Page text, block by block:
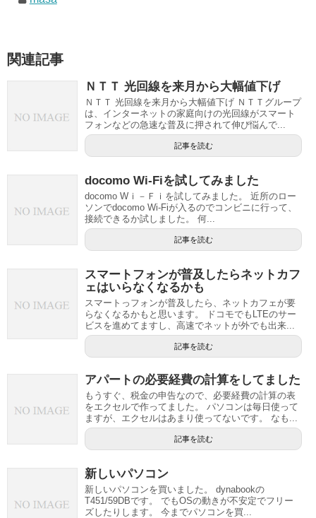
関連記事
ＮＴＴ 光回線を来月から大幅値下げ
ＮＴＴ 光回線を来月から大幅値下げ ＮＴＴグループ
は、インターネットの家庭向けの光回線がスマート
フォンなどの急速な普及に押されて伸び悩んで...
記事を読む
docomo Wi-Fiを試してみました
docomo Wｉ－Ｆｉを試してみました。 近所のロー
ソンでdocomo Wi-Fiが入るのでコンビニに行って、
接続できるか試しました。 何...
記事を読む
スマートフォンが普及したらネットカフ
ェはいらなくなるかも
スマートっフォンが普及したら、ネットカフェが要
らなくなるかもと思います。 ドコモでもLTEのサー
ビスを進めてますし、高速でネットが外でも出来...
記事を読む
アパートの必要経費の計算をしてました
もうすぐ、税金の申告なので、必要経費の計算の表
をエクセルで作ってました。 パソコンは毎日使って
ますが、エクセルはあまり使ってないです。 なも...
記事を読む
新しいパソコン
新しいパソコンを買いました。 dynabookの
T451/59DBです。 でもOSの動きが不安定でフリー
ズしたりします。 今までパソコンを買...